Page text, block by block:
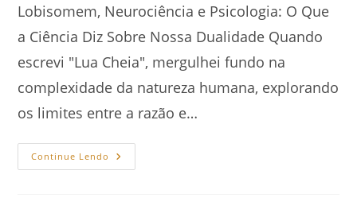
Lobisomem, Neurociência e Psicologia: O Que
a Ciência Diz Sobre Nossa Dualidade Quando
escrevi "Lua Cheia", mergulhei fundo na
complexidade da natureza humana, explorando
os limites entre a razão e…
Continue Lendo Lobisomem,
Neurociência